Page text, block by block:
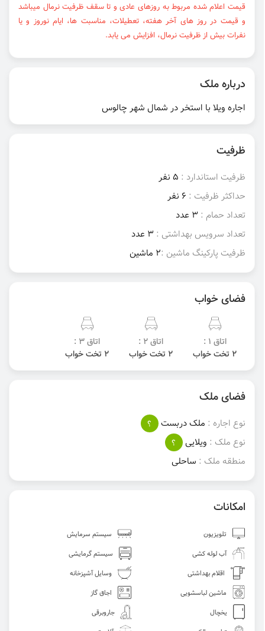
قیمت اعلام شده مربوط به روزهای عادی و تا سقف ظرفیت نرمال میباشد
و قیمت در روز های آخر هفته، تعطیلات، مناسبت ها، ایام نوروز و یا
نفرات بیش از ظرفیت نرمال، افزایش می یابد.
درباره ملک
اجاره ویلا با استخر در شمال شهر چالوس
ظرفیت
ظرفیت استاندارد : 5 نفر
حداکثر ظرفیت : 6 نفر
تعداد حمام : 3 عدد
تعداد سرویس بهداشتی : 3 عدد
ظرفیت پارکینگ ماشین :2 ماشین
فضای خواب
اتاق 1 :
2 تخت خواب
اتاق 2 :
2 تخت خواب
اتاق 3 :
2 تخت خواب
فضای ملک
نوع اجاره : ملک دربست
؟
نوع ملک : ویلایی
؟
منطقه ملک : ساحلی
امکانات
تلویزیون
سیستم سرمایش
آب لوله کشی
سیستم گرمایشی
اقلام بهداشتی
وسایل آشپزخانه
ماشین لباسشویی
اجاق گاز
یخچال
جاروبرقی